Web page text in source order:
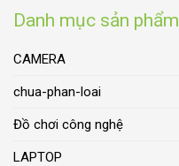
Danh mục sản phẩm
CAMERA
chua-phan-loai
Đồ chơi công nghệ
LAPTOP